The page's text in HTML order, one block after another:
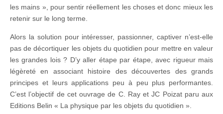
les mains », pour sentir réellement les choses et donc mieux les
retenir sur le long terme.
Alors la solution pour intéresser, passionner, captiver n’est-elle
pas de décortiquer les objets du quotidien pour mettre en valeur
les grandes lois ? D’y aller étape par étape, avec rigueur mais
légèreté en associant histoire des découvertes des grands
principes et leurs applications peu à peu plus performantes.
C’est l’objectif de cet ouvrage de C. Ray et JC Poizat paru aux
Editions Belin « La physique par les objets du quotidien ».